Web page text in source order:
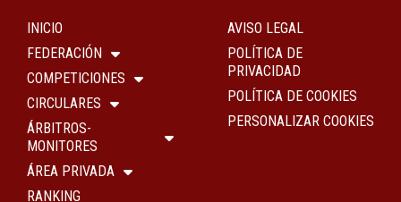
INICIO
FEDERACIÓN
COMPETICIONES
CIRCULARES
ÁRBITROS-
MONITORES
ÁREA PRIVADA
RANKING
AVISO LEGAL
POLÍTICA DE
PRIVACIDAD
POLÍTICA DE COOKIES
PERSONALIZAR COOKIES